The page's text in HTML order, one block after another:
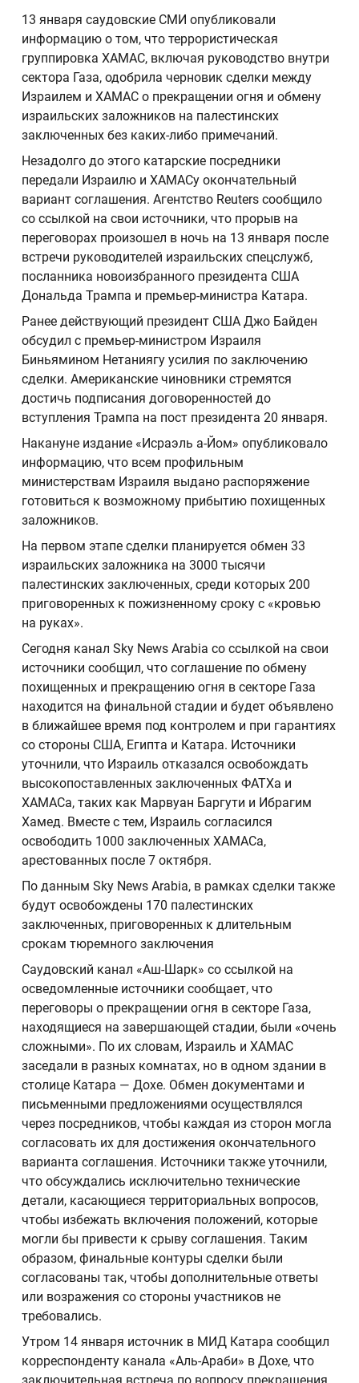
13 января саудовские СМИ опубликовали
информацию о том, что террористическая
группировка ХАМАС, включая руководство внутри
сектора Газа, одобрила черновик сделки между
Израилем и ХАМАС о прекращении огня и обмену
израильских заложников на палестинских
заключенных без каких-либо примечаний.
Незадолго до этого катарские посредники
передали Израилю и ХАМАСу окончательный
вариант соглашения. Агентство Reuters сообщило
со ссылкой на свои источники, что прорыв на
переговорах произошел в ночь на 13 января после
встречи руководителей израильских спецслужб,
посланника новоизбранного президента США
Дональда Трампа и премьер-министра Катара.
Ранее действующий президент США Джо Байден
обсудил с премьер-министром Израиля
Биньямином Нетаниягу усилия по заключению
сделки. Американские чиновники стремятся
достичь подписания договоренностей до
вступления Трампа на пост президента 20 января.
Накануне издание «Исраэль а-Йом» опубликовало
информацию, что всем профильным
министерствам Израиля выдано распоряжение
готовиться к возможному прибытию похищенных
заложников.
На первом этапе сделки планируется обмен 33
израильских заложника на 3000 тысячи
палестинских заключенных, среди которых 200
приговоренных к пожизненному сроку с «кровью
на руках».
Сегодня канал Sky News Arabia со ссылкой на свои
источники сообщил, что соглашение по обмену
похищенных и прекращению огня в секторе Газа
находится на финальной стадии и будет объявлено
в ближайшее время под контролем и при гарантиях
со стороны США, Египта и Катара. Источники
уточнили, что Израиль отказался освобождать
высокопоставленных заключенных ФАТХа и
ХАМАСа, таких как Марвуан Баргути и Ибрагим
Хамед. Вместе с тем, Израиль согласился
освободить 1000 заключенных ХАМАСа,
арестованных после 7 октября.
По данным Sky News Arabia, в рамках сделки также
будут освобождены 170 палестинских
заключенных, приговоренных к длительным
срокам тюремного заключения
Саудовский канал «Аш-Шарк» со ссылкой на
осведомленные источники сообщает, что
переговоры о прекращении огня в секторе Газа,
находящиеся на завершающей стадии, были «очень
сложными». По их словам, Израиль и ХАМАС
заседали в разных комнатах, но в одном здании в
столице Катара — Дохе. Обмен документами и
письменными предложениями осуществлялся
через посредников, чтобы каждая из сторон могла
согласовать их для достижения окончательного
варианта соглашения. Источники также уточнили,
что обсуждались исключительно технические
детали, касающиеся территориальных вопросов,
чтобы избежать включения положений, которые
могли бы привести к срыву соглашения. Таким
образом, финальные контуры сделки были
согласованы так, чтобы дополнительные ответы
или возражения со стороны участников не
требовались.
Утром 14 января источник в МИД Катара сообщил
корреспонденту канала «Аль-Араби» в Дохе, что